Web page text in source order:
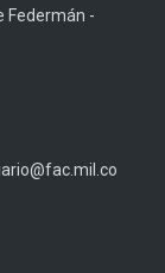
Federmán -